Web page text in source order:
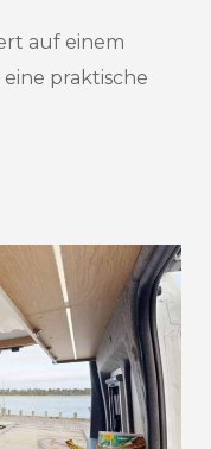
auf einem
praktische